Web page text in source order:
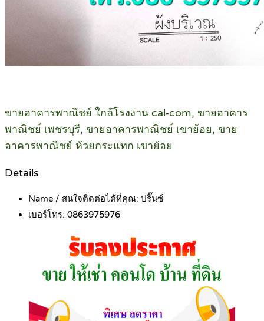
ขายอาคารพาณิชย์ ใกล้โรงงาน cal-com, ขายอาคาร
พาณิชย์ เพชรบุรี, ขายอาคารพาณิชย์ เขาย้อย, ขาย
อาคารพาณิชย์ ห้วยกระแทก เขาย้อย
Details
Name / สนใจติดต่อได้ที่คุณ: ปริ๊นซ์
เบอร์โทร: 0863975976